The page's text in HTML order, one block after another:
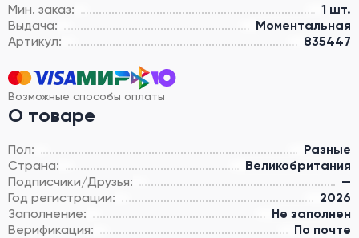
Мин. заказ:
1 шт.
Выдача:
Моментальная
Артикул:
835447
Возможные способы оплаты
О товаре
Пол:
Разные
Страна:
Великобритания
Подписчики/Друзья:
—
Год регистрации:
2026
Заполнение:
Не заполнен
Верификация:
По почте